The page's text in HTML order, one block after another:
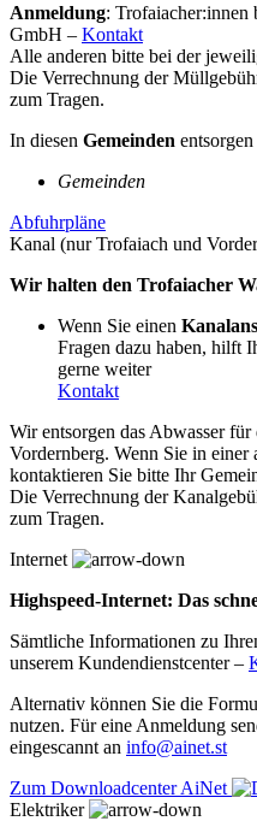
Anmeldung: Trofaiacher:innen
GmbH – Kontakt
Alle anderen bitte bei der
Die Verrechnung der
zum Tragen.
In diesen Gemeinden
Gemeinden
Abfuhrpläne
Kanal (nur Trofaiach und
Wir halten den Trofaiacher
Wenn Sie einen
Fragen dazu haben, hilft
gerne weiter
Kontakt
Wir entsorgen das Abwasser
Vordernberg. Wenn Sie in einer
kontaktieren Sie bitte Ihr
Die Verrechnung der
zum Tragen.
Internet
Highspeed-Internet: Das
Sämtliche Informationen zu
unserem Kundendienstcenter –
Alternativ können Sie die
nutzen. Für eine Anmeldung
eingescannt an info@ainet.st
Zum Downloadcenter AiNet
Elektriker